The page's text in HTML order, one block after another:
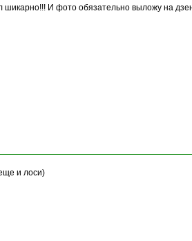
И фото обязательно выложу на
и лоси)